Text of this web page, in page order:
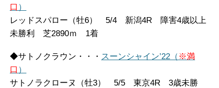
口 ）
レッドスパロー（牡6） 5/4 新潟4R 障害4歳以上
未勝利 芝2890ｍ 1着
◆サトノクラウン・・・ スーンシャイン’22（ ※満
口 ）
サトノラクローヌ（牡3） 5/5 東京4R 3歳未勝